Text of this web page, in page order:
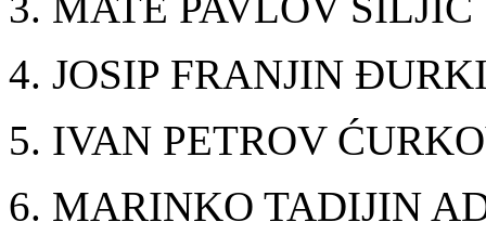
4. JOSIP FRANJIN
5. IVAN PETROV
6. MARINKO TADIJIN